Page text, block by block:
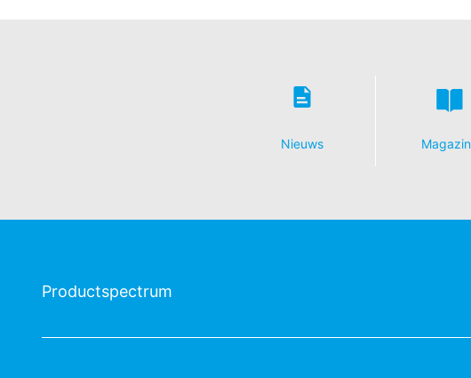
Nieuws
Productspectrum
verantwoordelijke toezichthouder. De bevoegde
Landesbeauftragte für Datenschutz und
Recht op overdraagbaarheid van gegevens
gegevens die over u zijn opgeslagen. Conform Art.